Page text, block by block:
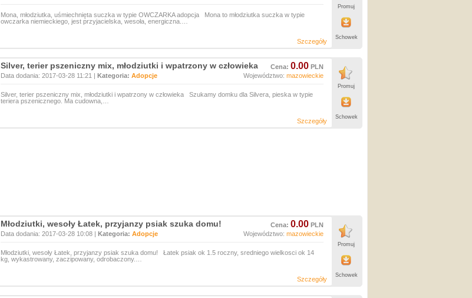
Mona, młodziutka, uśmiechnięta suczka w typie OWCZARKA adopcja Mona to młodziutka suczka w typie
owczarka niemieckiego, jest przyjacielska, wesoła, energiczna.…
Szczegóły
Promuj
Schowek
Silver, terier pszeniczny mix, młodziutki i wpatrzony w człowieka Cena: 0.00 PLN
Data dodania: 2017-03-28 11:21 | Kategoria: Adopcje Województwo: mazowieckie
Silver, terier pszeniczny mix, młodziutki i wpatrzony w człowieka Szukamy domku dla Silvera, pieska w typie
teriera pszenicznego. Ma cudowna,…
Szczegóły
Promuj
Schowek
Młodziutki, wesoły Łatek, przyjanzy psiak szuka domu! Cena: 0.00 PLN
Data dodania: 2017-03-28 10:08 | Kategoria: Adopcje Województwo: mazowieckie
Młodziutki, wesoły Łatek, przyjanzy psiak szuka domu! Łatek psiak ok 1.5 roczny, sredniego wielkosci ok 14
kg, wykastrowany, zaczipowany, odrobaczony.…
Szczegóły
Promuj
Schowek